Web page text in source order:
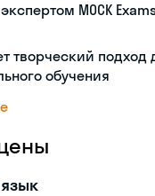
MOCK
творческий подход
обучения